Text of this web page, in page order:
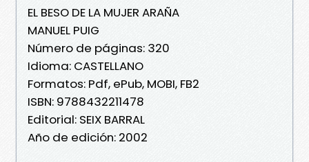
EL BESO DE LA MUJER ARAÑA
MANUEL PUIG
Número de páginas: 320
Idioma: CASTELLANO
Formatos: Pdf, ePub, MOBI, FB2
ISBN: 9788432211478
Editorial: SEIX BARRAL
Año de edición: 2002